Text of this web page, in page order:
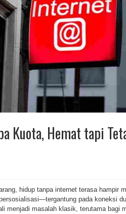
Kuota, Hemat tapi
hidup tanpa internet terasa hampir
pada koneksi
menjadi masalah klasik, terutama bagi